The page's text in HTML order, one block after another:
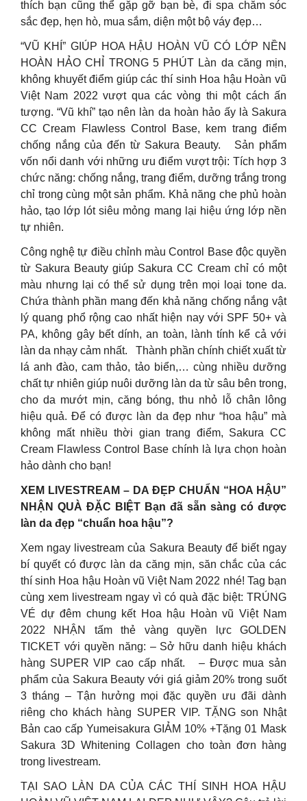
thích bạn cũng thể gặp gỡ bạn bè, đi spa chăm sóc
sắc đẹp, hẹn hò, mua sắm, diện một bộ váy đẹp…
“VŨ KHÍ” GIÚP HOA HẬU HOÀN VŨ CÓ LỚP NỀN
HOÀN HẢO CHỈ TRONG 5 PHÚT Làn da căng mịn,
không khuyết điểm giúp các thí sinh Hoa hậu Hoàn vũ
Việt Nam 2022 vượt qua các vòng thi một cách ấn
tượng. “Vũ khí” tạo nên làn da hoàn hảo ấy là Sakura
CC Cream Flawless Control Base, kem trang điểm
chống nắng của đến từ Sakura Beauty. Sản phẩm
vốn nổi danh với những ưu điểm vượt trội: Tích hợp 3
chức năng: chống nắng, trang điểm, dưỡng trắng trong
chỉ trong cùng một sản phẩm. Khả năng che phủ hoàn
hảo, tạo lớp lót siêu mỏng mang lại hiệu ứng lớp nền
tự nhiên.
Công nghệ tự điều chỉnh màu Control Base độc quyền
từ Sakura Beauty giúp Sakura CC Cream chỉ có một
màu nhưng lại có thể sử dụng trên mọi loại tone da.
Chứa thành phần mang đến khả năng chống nắng vật
lý quang phổ rộng cao nhất hiện nay với SPF 50+ và
PA, không gây bết dính, an toàn, lành tính kể cả với
làn da nhạy cảm nhất. Thành phần chính chiết xuất từ
lá anh đào, cam thảo, tảo biển,… cùng nhiều dưỡng
chất tự nhiên giúp nuôi dưỡng làn da từ sâu bên trong,
cho da mướt mịn, căng bóng, thu nhỏ lỗ chân lông
hiệu quả. Để có được làn da đẹp như “hoa hậu” mà
không mất nhiều thời gian trang điểm, Sakura CC
Cream Flawless Control Base chính là lựa chọn hoàn
hảo dành cho bạn!
XEM LIVESTREAM – DA ĐẸP CHUẨN “HOA HẬU”
NHẬN QUÀ ĐẶC BIỆT Bạn đã sẵn sàng có được
làn da đẹp “chuẩn hoa hậu”?
Xem ngay livestream của Sakura Beauty để biết ngay
bí quyết có được làn da căng mịn, săn chắc của các
thí sinh Hoa hậu Hoàn vũ Việt Nam 2022 nhé! Tag bạn
cùng xem livestream ngay vì có quà đặc biệt: TRÚNG
VÉ dự đêm chung kết Hoa hậu Hoàn vũ Việt Nam
2022 NHẬN tấm thẻ vàng quyền lực GOLDEN
TICKET với quyền năng: – Sở hữu danh hiệu khách
hàng SUPER VIP cao cấp nhất. – Được mua sản
phẩm của Sakura Beauty với giá giảm 20% trong suốt
3 tháng – Tận hưởng mọi đặc quyền ưu đãi dành
riêng cho khách hàng SUPER VIP. TẶNG son Nhật
Bản cao cấp Yumeisakura GIẢM 10% +Tặng 01 Mask
Sakura 3D Whitening Collagen cho toàn đơn hàng
trong livestream.
TẠI SAO LÀN DA CỦA CÁC THÍ SINH HOA HẬU